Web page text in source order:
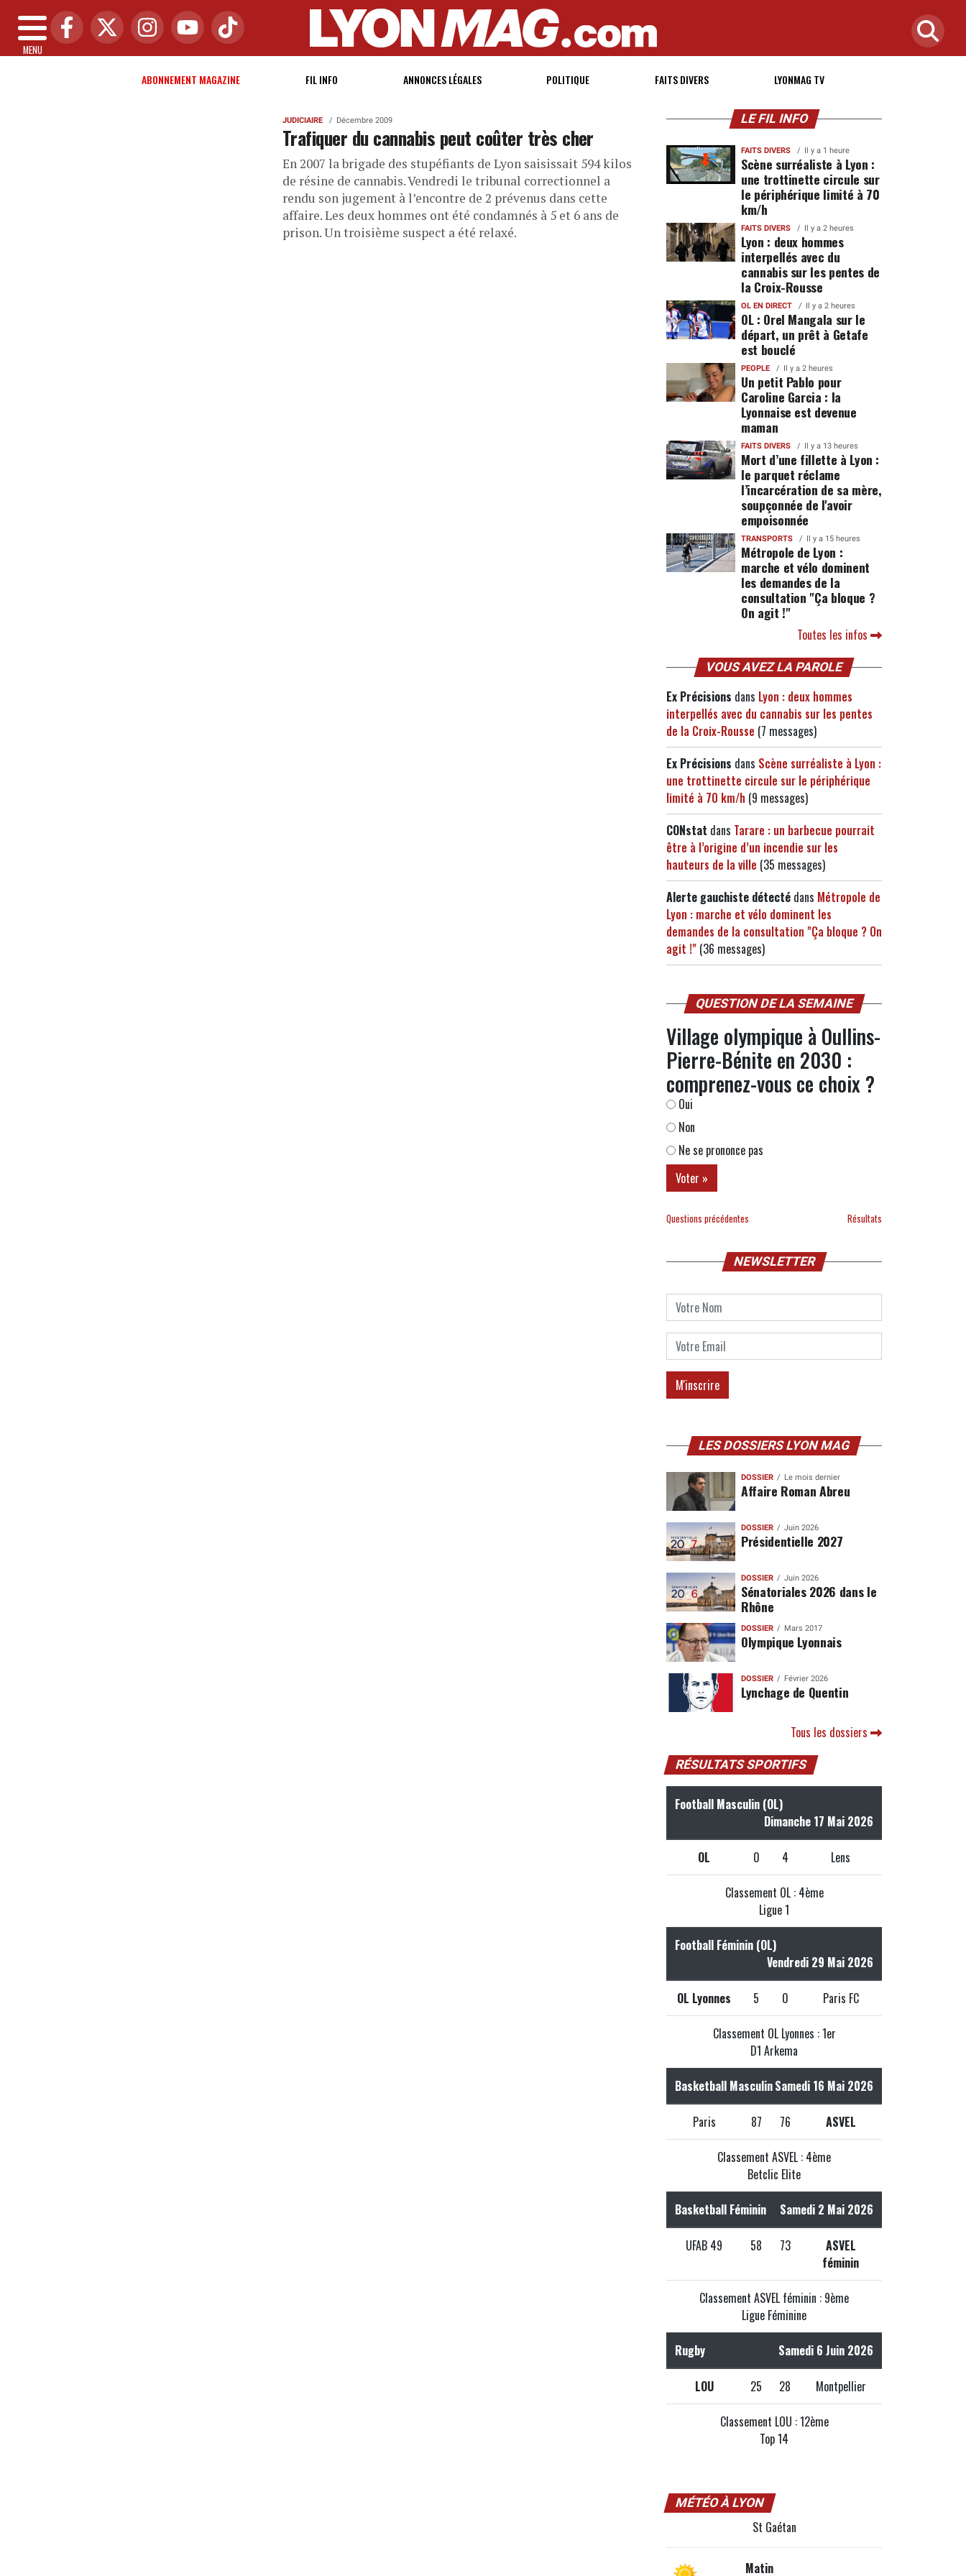
MENU
ABONNEMENT MAGAZINE FIL INFO ANNONCES LÉGALES POLITIQUE FAITS DIVERS LYONMAG TV
JUDICIAIRE Décembre 2009
Trafiquer du cannabis peut coûter très cher
En 2007 la brigade des stupéfiants de Lyon saisissait 594 kilos
de résine de cannabis. Vendredi le tribunal correctionnel a
rendu son jugement à l’encontre de 2 prévenus dans cette
affaire. Les deux hommes ont été condamnés à 5 et 6 ans de
prison. Un troisième suspect a été relaxé.
LE FIL INFO
FAITS DIVERS Il y a 1 heure
Scène surréaliste à Lyon :
une trottinette circule sur
le périphérique limité à 70
km/h
FAITS DIVERS Il y a 2 heures
Lyon : deux hommes
interpellés avec du
cannabis sur les pentes de
la Croix-Rousse
OL EN DIRECT Il y a 2 heures
OL : Orel Mangala sur le
départ, un prêt à Getafe
est bouclé
PEOPLE Il y a 2 heures
Un petit Pablo pour
Caroline Garcia : la
Lyonnaise est devenue
maman
FAITS DIVERS Il y a 13 heures
Mort d’une fillette à Lyon :
le parquet réclame
l’incarcération de sa mère,
soupçonnée de l'avoir
empoisonnée
TRANSPORTS Il y a 15 heures
Métropole de Lyon :
marche et vélo dominent
les demandes de la
consultation "Ça bloque ?
On agit !"
Toutes les infos
VOUS AVEZ LA PAROLE
Ex Précisions dans Lyon : deux hommes
interpellés avec du cannabis sur les pentes
de la Croix-Rousse (7 messages)
Ex Précisions dans Scène surréaliste à Lyon :
une trottinette circule sur le périphérique
limité à 70 km/h (9 messages)
CONstat dans Tarare : un barbecue pourrait
être à l’origine d’un incendie sur les
hauteurs de la ville (35 messages)
Alerte gauchiste détecté dans Métropole de
Lyon : marche et vélo dominent les
demandes de la consultation "Ça bloque ? On
agit !" (36 messages)
QUESTION DE LA SEMAINE
Village olympique à Oullins-
Pierre-Bénite en 2030 :
comprenez-vous ce choix ?
Oui
Non
Ne se prononce pas
Questions précédentes Résultats
NEWSLETTER
LES DOSSIERS LYON MAG
DOSSIER Le mois dernier
Affaire Roman Abreu
DOSSIER Juin 2026
Présidentielle 2027
DOSSIER Juin 2026
Sénatoriales 2026 dans le
Rhône
DOSSIER Mars 2017
Olympique Lyonnais
DOSSIER Février 2026
Lynchage de Quentin
Tous les dossiers
RÉSULTATS SPORTIFS
Football Masculin (OL)
Dimanche 17 Mai 2026
OL 0 4 Lens
Classement OL : 4ème
Ligue 1
Football Féminin (OL)
Vendredi 29 Mai 2026
OL Lyonnes 5 0 Paris FC
Classement OL Lyonnes : 1er
D1 Arkema
Basketball MasculinSamedi 16 Mai 2026
Paris 87 76 ASVEL
Classement ASVEL : 4ème
Betclic Elite
Basketball Féminin Samedi 2 Mai 2026
UFAB 49 58 73
ASVEL
féminin
Classement ASVEL féminin : 9ème
Ligue Féminine
Rugby Samedi 6 Juin 2026
LOU 25 28 Montpellier
Classement LOU : 12ème
Top 14
MÉTÉO À LYON
St Gaétan
Matin